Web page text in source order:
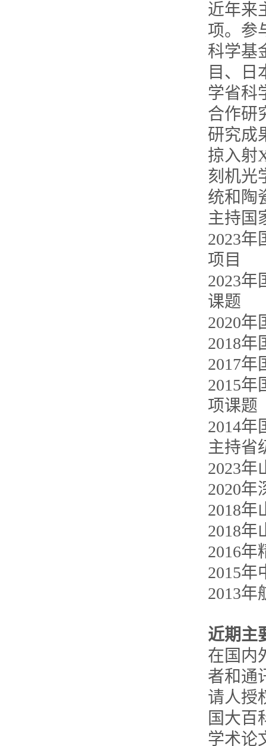
近年来
项。参
科学基
目、日
学省科
合作研
研究成
掠入射
刻机光
统和陶
主持国
2023年
项目
2023年
课题
2020年
2018年
2017年
2015年
项课题
2014年
主持省
2023年
2020年
2018年
2018年
2016年
2015年
2013年
近期主
在国内
者和通
请人授
国大百
学术论